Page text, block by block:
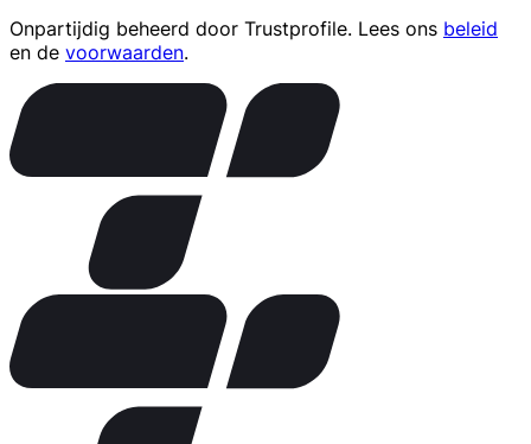
Onpartijdig beheerd door Trustprofile. Lees ons beleid
en de voorwaarden.